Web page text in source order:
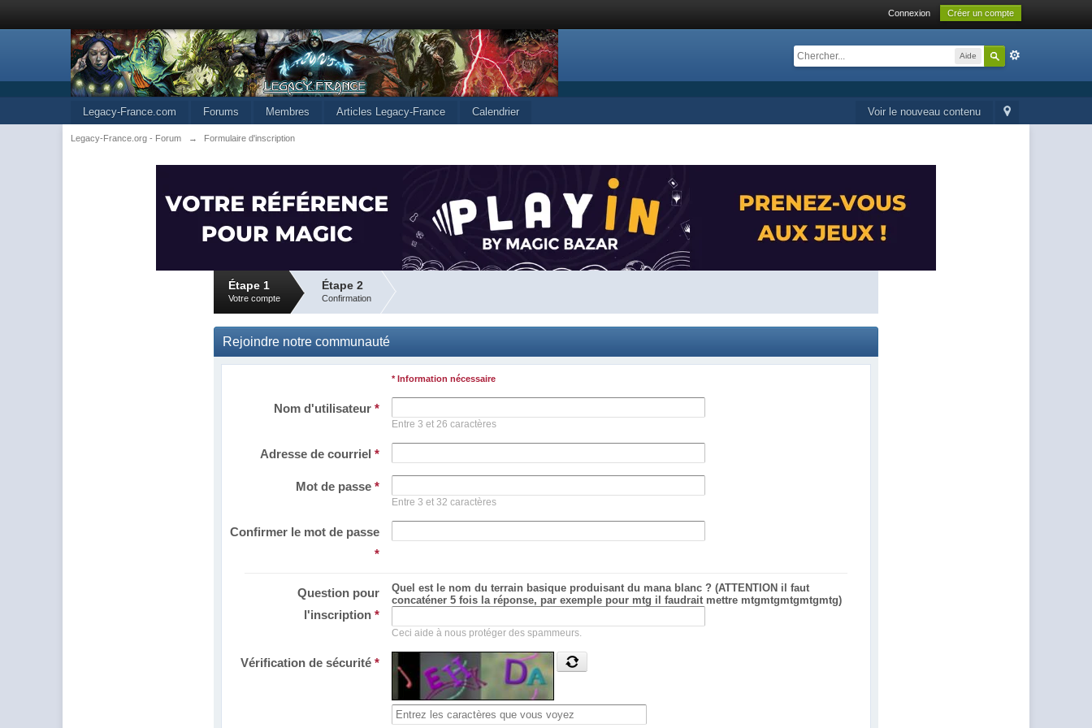
Connexion Créer un compte
Aide
Voir le nouveau contenu
Legacy-France.com Forums Membres Articles Legacy-France Calendrier
Legacy-France.org - Forum → Formulaire d'inscription
Étape 1
Votre compte
Étape 2
Confirmation
Rejoindre notre communauté
* Information nécessaire
Nom d'utilisateur *
Entre 3 et 26 caractères
Adresse de courriel *
Mot de passe *
Entre 3 et 32 caractères
Confirmer le mot de passe
*
Question pour
l'inscription *
Quel est le nom du terrain basique produisant du mana blanc ? (ATTENTION il faut
concaténer 5 fois la réponse, par exemple pour mtg il faudrait mettre mtgmtgmtgmtgmtg)
Ceci aide à nous protéger des spammeurs.
Vérification de sécurité *